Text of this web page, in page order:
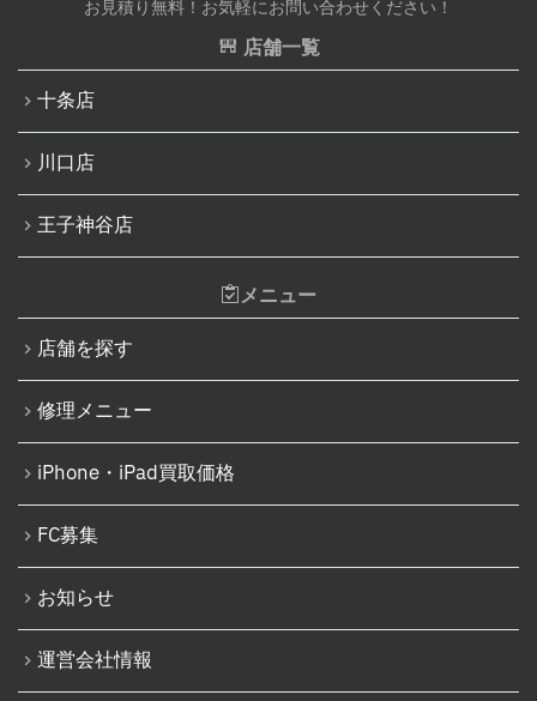
Nintendo Switchその他部品修理
Nintendo Switchバッテリー交換
Nintendo Siwtch充電コネクタ修理
Nintendo Switchタッチパネル修理交換
Nintendo Switchゲームカードスロット修理
Nintendo Switch SDカードスロット修理
Nintendo Switch基板破損修理（軽度）
Nintendo Switch基板破損修理（重度）
iPod修理実績
iPodバッテリー交換
パソコン修理実績
パソコン液晶パネル交換修理
パソコンバッテリー交換
iPhone 13 Pro
iPhone 13 Pro Max
iPhone SE（第3世代）
iPhone 14
iPhone 14 Pro
iPhone 14 Pro Max
iPhone 15
iPhone 15 Pro
iPhone 16
iPhone 16 Plus
iPhone 16 Pro
iPhone 16 Pro Max
iPhone 16e
お見積り無料！お気軽にお問い合わせください！
店舗一覧
十条店
川口店
王子神谷店
メニュー
店舗を探す
修理メニュー
iPhone・iPad買取価格
FC募集
お知らせ
運営会社情報